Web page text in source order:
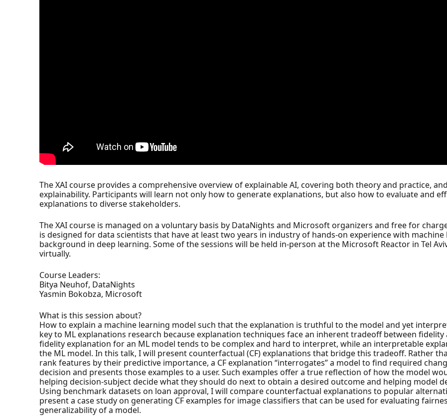
The XAI course provides a comprehensive overview of explainable AI, covering both theory and practice,
explainability. Participants will learn not only how to generate explanations, but also how to evaluate and
explanations to diverse stakeholders.
The XAI course is managed on a voluntary basis by DataNights and Microsoft organizers and free for
is designed for data scientists that have at least two years in industry of hands-on experience with
background in deep learning. Some of the sessions will be held in-person at the Microsoft Reactor in Tel
virtually.
Course Leaders:
Bitya Neuhof, DataNights
Yasmin Bokobza, Microsoft
What is this session about?
How to explain a machine learning model such that the explanation is truthful to the model and yet
key to ML explanations research because explanation techniques face an inherent tradeoff between
fidelity explanation for an ML model tends to be complex and hard to interpret, while an interpretable
the ML model. In this talk, I will present counterfactual (CF) explanations that bridge this tradeoff. Rather
rank features by their predictive importance, a CF explanation “interrogates” a model to find required
decision and presents those examples to a user. Such examples offer a true reflection of how the model
helping decision-subject decide what they should do next to obtain a desired outcome and helping model
Using benchmark datasets on loan approval, I will compare counterfactual explanations to popular
present a case study on generating CF examples for image classifiers that can be used for evaluating
generalizability of a model.